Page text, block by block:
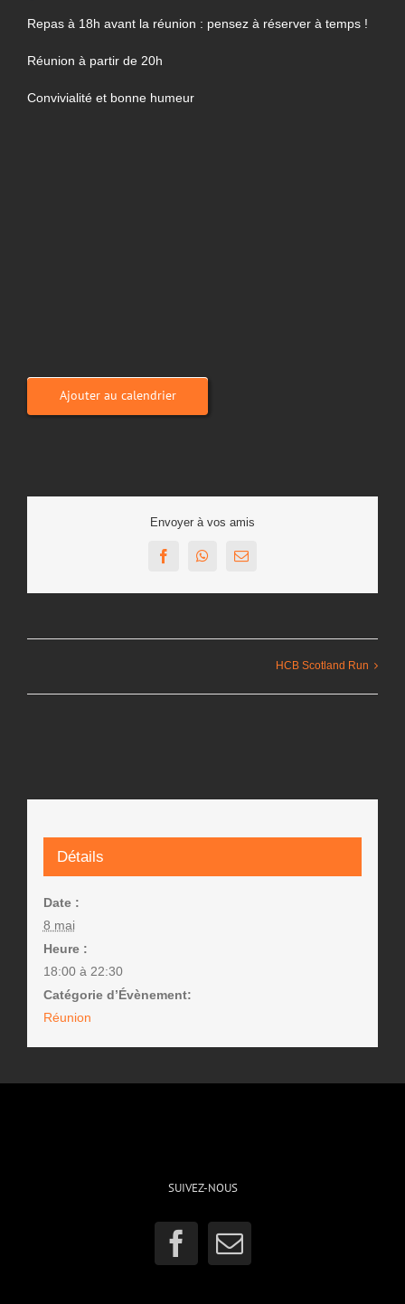
Repas à 18h avant la réunion : pensez à réserver à temps !
Réunion à partir de 20h
Convivialité et bonne humeur
Ajouter au calendrier
Envoyer à vos amis
FacebookWhatsApp
Email
HCB Scotland Run
Détails
Date :
8 mai
Heure :
18:00 à 22:30
Catégorie d’Évènement:
Réunion
SUIVEZ-NOUS